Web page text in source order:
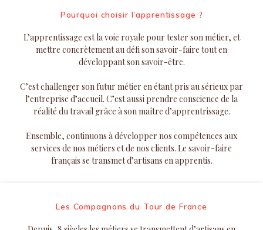
Pourquoi choisir l’apprentissage ?
L’apprentissage est la voie royale pour tester son métier, et
mettre concrètement au défi son savoir-faire tout en
développant son savoir-être.
C’est challenger son futur métier en étant pris au sérieux par
l’entreprise d’accueil. C’est aussi prendre conscience de la
réalité du travail grâce à son maître d’apprentrissage.
Ensemble, continuons à développer nos compétences aux
services de nos métiers et de nos clients. Le savoir-faire
français se transmet d’artisans en apprentis.
Les Compagnons du Tour de France